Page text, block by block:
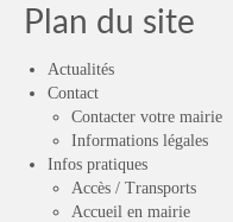
Plan du site
Actualités
Contact
Contacter votre mairie
Informations légales
Infos pratiques
Accès / Transports
Accueil en mairie